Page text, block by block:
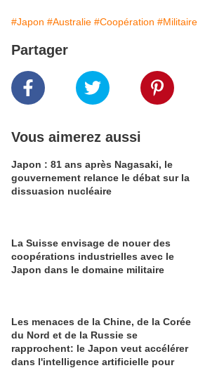
#Japon #Australie #Coopération #Militaire
Partager
Vous aimerez aussi
Japon : 81 ans après Nagasaki, le
gouvernement relance le débat sur la
dissuasion nucléaire
La Suisse envisage de nouer des
coopérations industrielles avec le
Japon dans le domaine militaire
Les menaces de la Chine, de la Corée
du Nord et de la Russie se
rapprochent: le Japon veut accélérer
dans l'intelligence artificielle pour